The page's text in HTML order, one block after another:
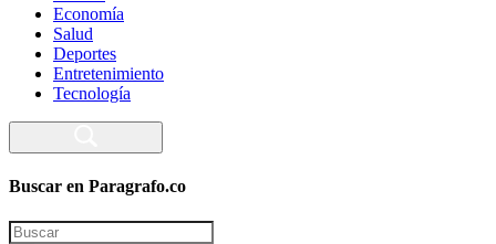
Economía
Salud
Deportes
Entretenimiento
Tecnología
Buscar en Paragrafo.co
Search